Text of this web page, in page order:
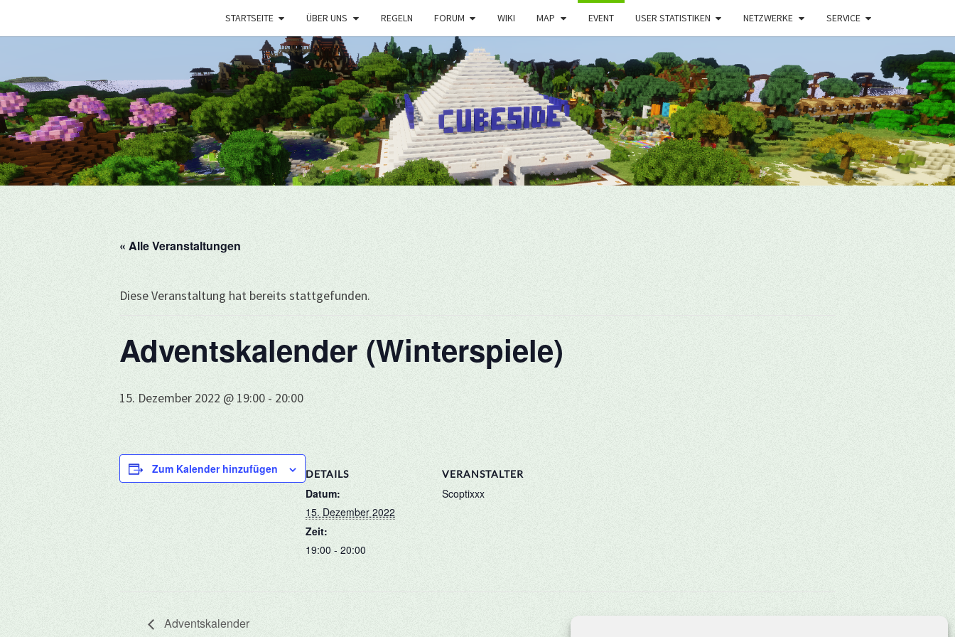
STARTSEITE ÜBER UNS REGELN FORUM WIKI MAP EVENT USER STATISTIKEN NETZWERKE SERVICE
« Alle Veranstaltungen
Diese Veranstaltung hat bereits stattgefunden.
Adventskalender (Winterspiele)
15. Dezember 2022 @ 19:00 - 20:00
Zum Kalender hinzufügen DETAILS
Datum:
15. Dezember 2022
Zeit:
19:00 - 20:00
VERANSTALTER
Scoptixxx
Adventskalender